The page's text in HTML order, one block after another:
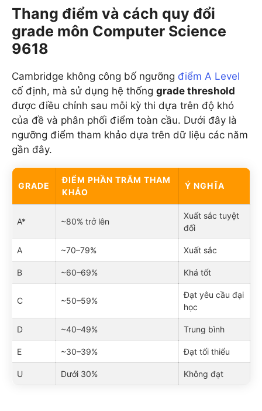
Thang điểm và cách quy đổi
grade môn Computer Science
9618
Cambridge không công bố ngưỡng điểm A Level
cố định, mà sử dụng hệ thống grade threshold
được điều chỉnh sau mỗi kỳ thi dựa trên độ khó
của đề và phân phối điểm toàn cầu. Dưới đây là
ngưỡng điểm tham khảo dựa trên dữ liệu các năm
gần đây.
GRADE
ĐIỂM PHẦN TRĂM THAM
KHẢO
Ý NGHĨA
A* ~80% trở lên
Xuất sắc tuyệt
đối
A ~70–79% Xuất sắc
B ~60–69% Khá tốt
C ~50–59%
Đạt yêu cầu đại
học
D ~40–49% Trung bình
E ~30–39% Đạt tối thiểu
U Dưới 30% Không đạt